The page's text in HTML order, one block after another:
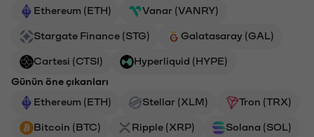
Ethereum (ETH) Vanar (VANRY)
Stargate Finance (STG) Galatasaray (GAL)
Cartesi (CTSI)
Hyperliquid (HYPE)
Günün öne çıkanları
Ethereum (ETH)
Stellar (XLM) Tron (TRX)
Bitcoin (BTC) Ripple (XRP)
Solana (SOL)